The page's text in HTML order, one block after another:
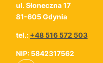
ul. Słoneczna 17
81-605 Gdynia
tel.: +48 516 572 503
NIP: 5842317562